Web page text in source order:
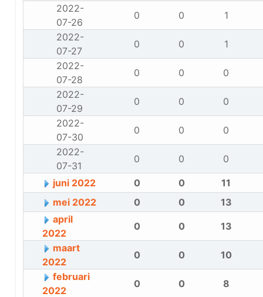
2022-
07-26
0 0
1
2022-
07-27
0 0
1
2022-
07-28
0 0
0
2022-
07-29
0 0
0
2022-
07-30
0 0
0
2022-
07-31
0 0 0
juni 2022 0 0
11
mei 2022
0 0
13
april
2022
0 0
13
maart
2022
0 0
10
februari
2022
0 0
8